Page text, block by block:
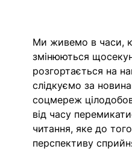
Ми живемо в часи,
змінюються
розгортається на
слідкуємо за
соцмереж
від часу
читання, яке до
перспективу